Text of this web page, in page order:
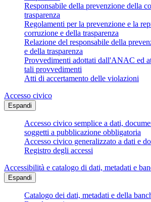
Responsabile della prevenzione della
trasparenza
Regolamenti per la prevenzione e la
corruzione e della trasparenza
Relazione del responsabile della
e della trasparenza
Provvedimenti adottati dall'ANAC ed
tali provvedimenti
Atti di accertamento delle violazioni
Accesso civico
Espandi
Accesso civico semplice a dati,
soggetti a pubblicazione obbligatoria
Accesso civico generalizzato a dati e
Registro degli accessi
Accessibilità e catalogo di dati, metadati e
Espandi
Catalogo dei dati, metadati e della